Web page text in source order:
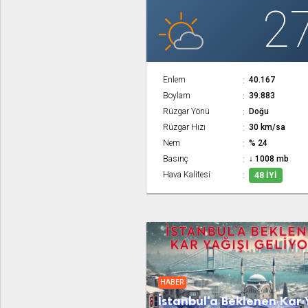
Enlem
40.167
Boylam
39.883
Rüzgar Yönü
Doğu
Rüzgar Hızı
30 km/sa
Nem
% 24
Basınç
↓ 1008 mb
Hava Kalitesi
48 İYI
HABER
İstanbul'a Beklenen Kar